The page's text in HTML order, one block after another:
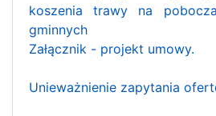
koszenia trawy na
gminnych
Załącznik - projekt umowy.
Unieważnienie zapytania